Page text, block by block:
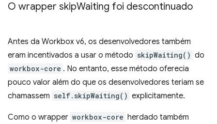
O wrapper skipWaiting foi descontinuado
Antes da Workbox v6, os desenvolvedores também
eram incentivados a usar o método skipWaiting() do
workbox-core . No entanto, esse método oferecia
pouco valor além do que os desenvolvedores teriam se
chamassem self.skipWaiting() explicitamente.
Como o wrapper workbox-core herdado também